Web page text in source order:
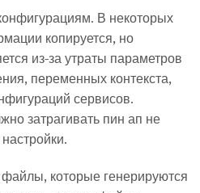
В некоторых
копируется, но
из-за утраты параметров
переменных контекста,
сервисов.
затрагивать пин ап не
которые генерируются